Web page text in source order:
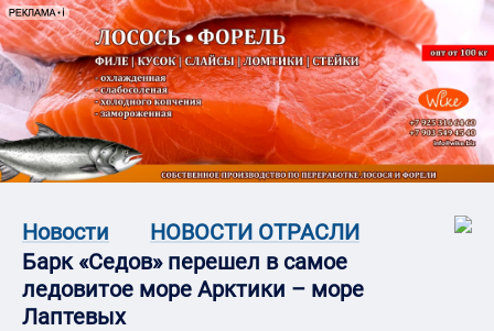
Новости
НОВОСТИ ОТРАСЛИ
Барк «Седов» перешел в самое
ледовитое море Арктики – море
Лаптевых